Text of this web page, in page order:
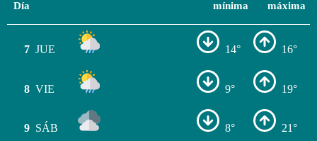
Día
mínima
máxima
7 JUE 14° 16°
8 VIE 9° 19°
9 SÁB 8° 21°